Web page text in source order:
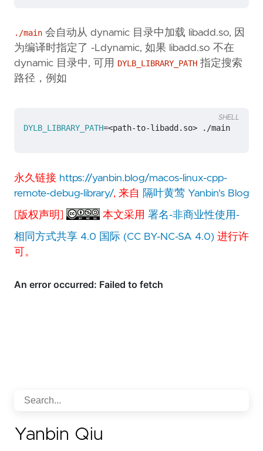
./main 会自动从 dynamic 目录中加载 libadd.so, 因
为编译时指定了 -Ldynamic, 如果 libadd.so 不在
dynamic 目录中, 可用 DYLB_LIBRARY_PATH 指定搜索
路径，例如
DYLB_LIBRARY_PATH=
SHELL
永久链接 https://yanbin.blog/macos-linux-cpp-
remote-debug-library/, 来自 隔叶黄莺 Yanbin's Blog
[版权声明] 本文采用署名-非商业性使用-
相同方式共享 4.0 国际 (CC BY-NC-SA 4.0) 进行许
可。
Yanbin Qiu